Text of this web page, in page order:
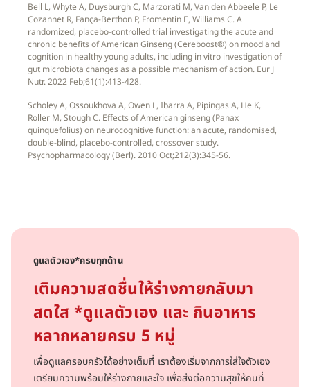
Bell L, Whyte A, Duysburgh C, Marzorati M, Van den Abbeele P, Le
Cozannet R, Fança-Berthon P, Fromentin E, Williams C. A
randomized, placebo-controlled trial investigating the acute and
chronic benefits of American Ginseng (Cereboost®) on mood and
cognition in healthy young adults, including in vitro investigation of
gut microbiota changes as a possible mechanism of action. Eur J
Nutr. 2022 Feb;61(1):413-428.
Scholey A, Ossoukhova A, Owen L, Ibarra A, Pipingas A, He K,
Roller M, Stough C. Effects of American ginseng (Panax
quinquefolius) on neurocognitive function: an acute, randomised,
double-blind, placebo-controlled, crossover study.
Psychopharmacology (Berl). 2010 Oct;212(3):345-56.
ดูแลตัวเอง*ครบทุกด้าน
เติมความสดชื่นให้ร่างกายกลับมา
สดใส *ดูแลตัวเอง และ กินอาหาร
หลากหลายครบ 5 หมู่
เพื่อดูแลครอบครัวได้อย่างเต็มที่ เราต้องเริ่มจากการใส่ใจตัวเอง
เตรียมความพร้อมให้ร่างกายและใจ เพื่อส่งต่อความสุขให้คนที่